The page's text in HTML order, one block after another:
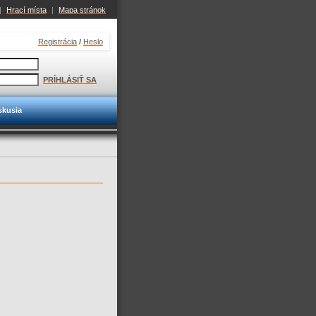
| Hrací místa | Mapa stránok
Registrácia / Heslo
PRÍHLÁSIŤ SA